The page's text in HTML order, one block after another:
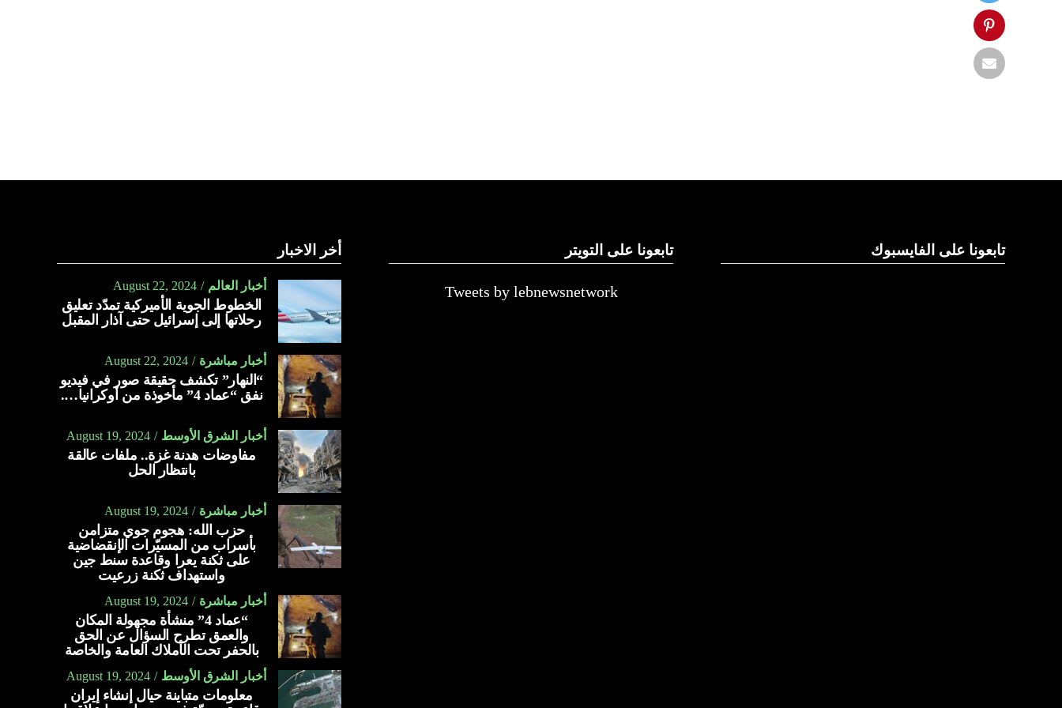
تابعونا على الفايسبوك تابعونا على التويتر
Tweets by lebnewsnetwork
أخر الاخبار
أخبار العالم August 22, 2024
الخطوط الجوية الأميركية تمدّد تعليق
رحلاتها إلى إسرائيل حتى آذار المقبل
أخبار مباشرة August 22, 2024
“النهار” تكشف حقيقة صور في فيديو
نفق “عماد 4” مأخوذة من أوكرانيا….
أخبار الشرق الأوسط August 19, 2024
مفاوضات هدنة غزة.. ملفات عالقة
بانتظار الحل
أخبار مباشرة August 19, 2024
حزب الله: هجوم جوي متزامن
بأسراب من المسيّرات الإنقضاضية
على ثكنة يعرا وقاعدة سنط جين
واستهداف ثكنة زرعيت
أخبار مباشرة August 19, 2024
“عماد 4” منشأة مجهولة المكان
والعمق تطرح السؤال عن الحق
بالحفر تحت الأملاك العامة والخاصة
أخبار الشرق الأوسط August 19, 2024
معلومات متباينة حيال إنشاء إيران